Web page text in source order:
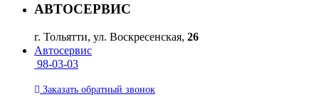
АВТОСЕРВИС
г. Тольятти, ул. Воскресенская, 26
Автосервис
98-03-03
Заказать обратный звонок